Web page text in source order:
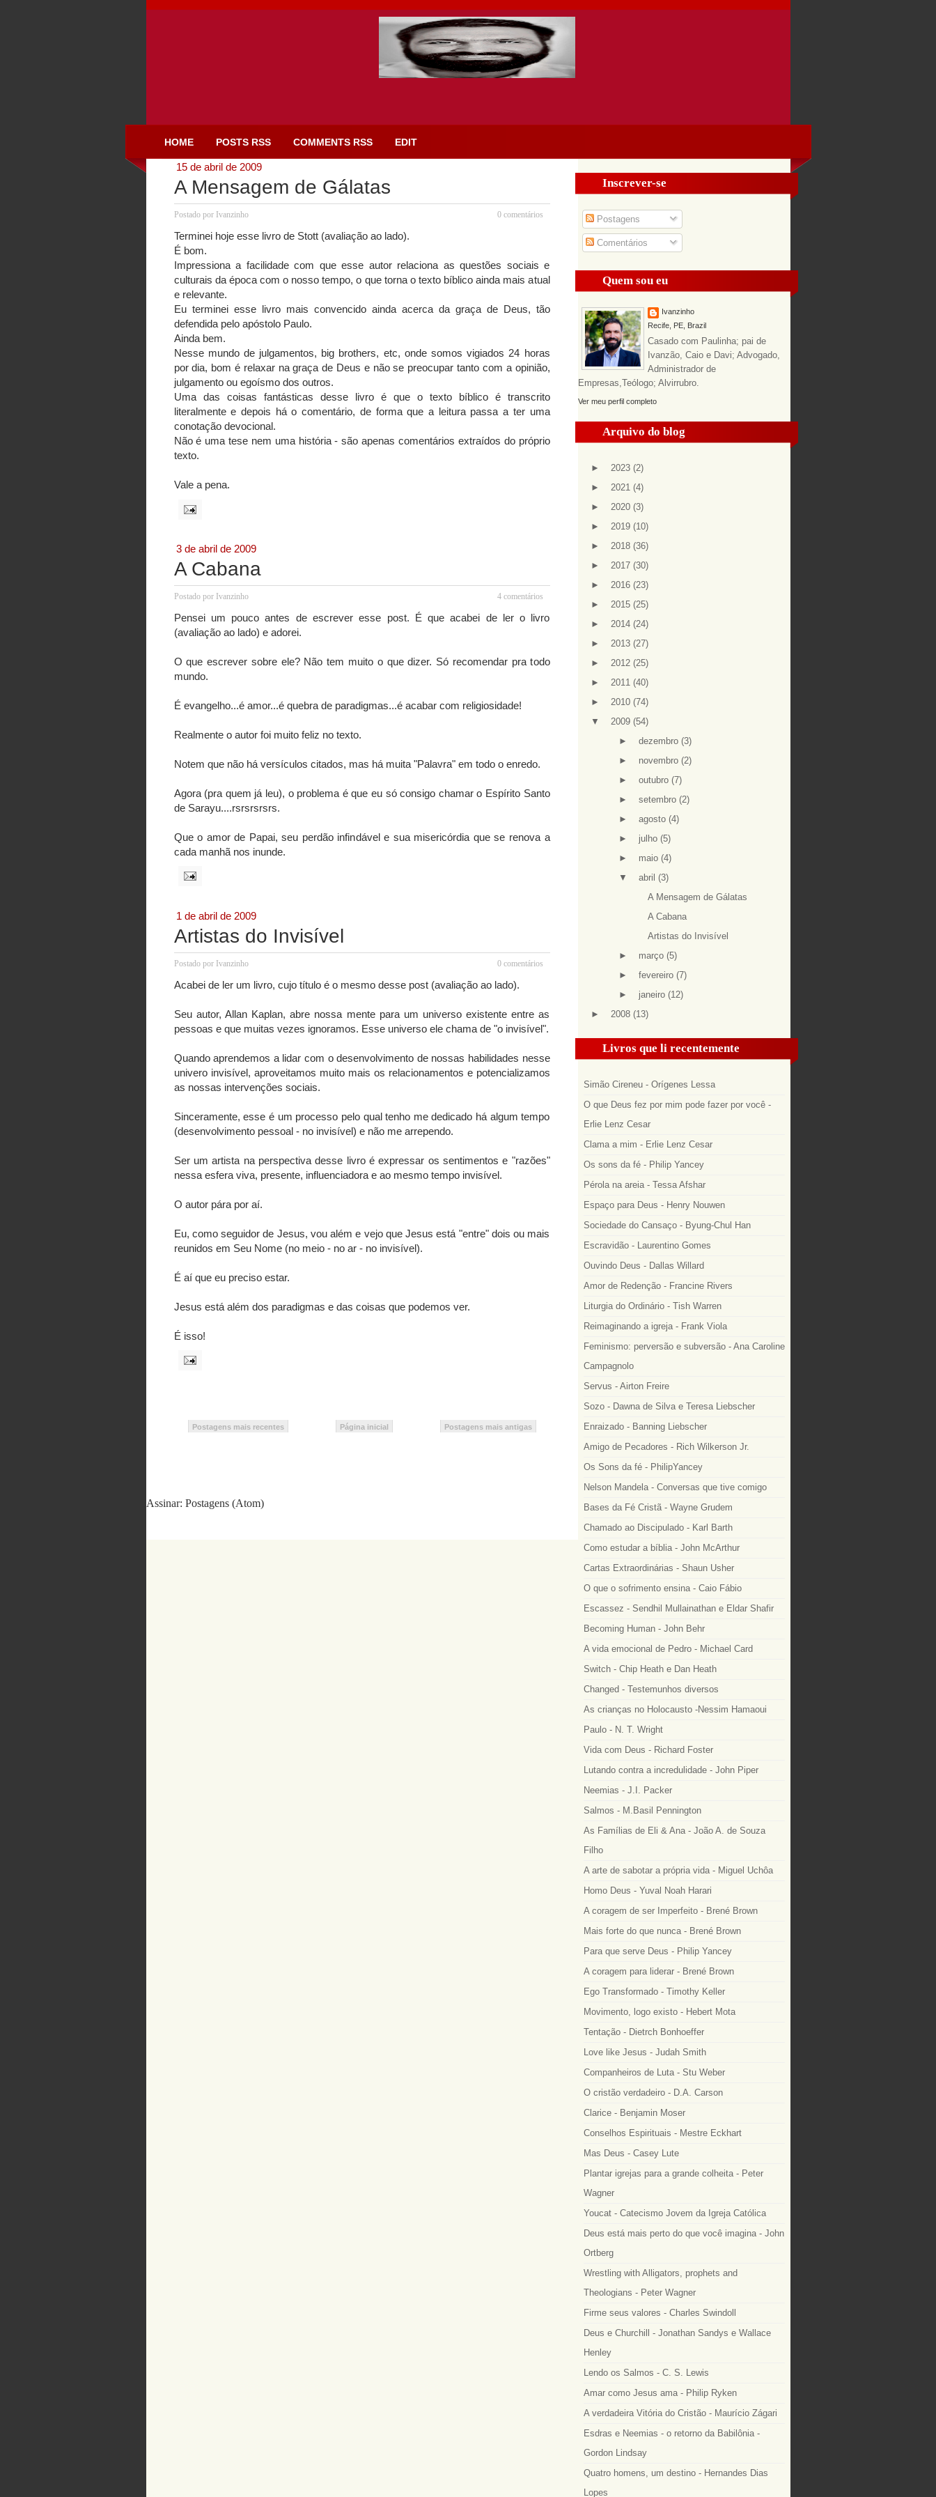
HOME POSTS RSS COMMENTS RSS EDIT
15 de abril de 2009
A Mensagem de Gálatas
Postado por Ivanzinho 0 comentários
Terminei hoje esse livro de Stott (avaliação ao lado).
É bom.
Impressiona a facilidade com que esse autor relaciona as questões sociais e
culturais da época com o nosso tempo, o que torna o texto bíblico ainda mais atual
e relevante.
Eu terminei esse livro mais convencido ainda acerca da graça de Deus, tão
defendida pelo apóstolo Paulo.
Ainda bem.
Nesse mundo de julgamentos, big brothers, etc, onde somos vigiados 24 horas
por dia, bom é relaxar na graça de Deus e não se preocupar tanto com a opinião,
julgamento ou egoísmo dos outros.
Uma das coisas fantásticas desse livro é que o texto bíblico é transcrito
literalmente e depois há o comentário, de forma que a leitura passa a ter uma
conotação devocional.
Não é uma tese nem uma história - são apenas comentários extraídos do próprio
texto.
Vale a pena.
3 de abril de 2009
A Cabana
Postado por Ivanzinho 4 comentários
Pensei um pouco antes de escrever esse post. É que acabei de ler o livro
(avaliação ao lado) e adorei.
O que escrever sobre ele? Não tem muito o que dizer. Só recomendar pra todo
mundo.
É evangelho...é amor...é quebra de paradigmas...é acabar com religiosidade!
Realmente o autor foi muito feliz no texto.
Notem que não há versículos citados, mas há muita "Palavra" em todo o enredo.
Agora (pra quem já leu), o problema é que eu só consigo chamar o Espírito Santo
de Sarayu....rsrsrsrsrs.
Que o amor de Papai, seu perdão infindável e sua misericórdia que se renova a
cada manhã nos inunde.
1 de abril de 2009
Artistas do Invisível
Postado por Ivanzinho 0 comentários
Acabei de ler um livro, cujo título é o mesmo desse post (avaliação ao lado).
Seu autor, Allan Kaplan, abre nossa mente para um universo existente entre as
pessoas e que muitas vezes ignoramos. Esse universo ele chama de "o invisível".
Quando aprendemos a lidar com o desenvolvimento de nossas habilidades nesse
univero invisível, aproveitamos muito mais os relacionamentos e potencializamos
as nossas intervenções sociais.
Sinceramente, esse é um processo pelo qual tenho me dedicado há algum tempo
(desenvolvimento pessoal - no invisível) e não me arrependo.
Ser um artista na perspectiva desse livro é expressar os sentimentos e "razões"
nessa esfera viva, presente, influenciadora e ao mesmo tempo invisível.
O autor pára por aí.
Eu, como seguidor de Jesus, vou além e vejo que Jesus está "entre" dois ou mais
reunidos em Seu Nome (no meio - no ar - no invisível).
É aí que eu preciso estar.
Jesus está além dos paradigmas e das coisas que podemos ver.
É isso!
Postagens mais recentes Postagens mais antigas
Página inicial
Assinar: Postagens (Atom)
Inscrever-se
Postagens
Comentários
Quem sou eu
Ivanzinho
Recife, PE, Brazil
Casado com Paulinha; pai de
Ivanzão, Caio e Davi; Advogado,
Administrador de
Empresas,Teólogo; Alvirrubro.
Ver meu perfil completo
Arquivo do blog
► 2023 (2)
►
2021 (4)
►
2020 (3)
►
2019 (10)
►
2018 (36)
►
2017 (30)
►
2016 (23)
►
2015 (25)
►
2014 (24)
►
2013 (27)
►
2012 (25)
►
2011 (40)
►
2010 (74)
▼
2009 (54)
►
dezembro(3)
►
novembro(2)
►
outubro(7)
►
setembro(2)
►
agosto(4)
►
julho(5)
►
maio(4)
▼
abril(3)
A Mensagem de Gálatas
A Cabana
Artistas do Invisível
►
março(5)
►
fevereiro(7)
►
janeiro(12)
►
2008 (13)
Livros que li recentemente
Simão Cireneu - Orígenes Lessa
O que Deus fez por mim pode fazer por você -
Erlie Lenz Cesar
Clama a mim - Erlie Lenz Cesar
Os sons da fé - Philip Yancey
Pérola na areia - Tessa Afshar
Espaço para Deus - Henry Nouwen
Sociedade do Cansaço - Byung-Chul Han
Escravidão - Laurentino Gomes
Ouvindo Deus - Dallas Willard
Amor de Redenção - Francine Rivers
Liturgia do Ordinário - Tish Warren
Reimaginando a igreja - Frank Viola
Feminismo: perversão e subversão - Ana Caroline
Campagnolo
Servus - Airton Freire
Sozo - Dawna de Silva e Teresa Liebscher
Enraizado - Banning Liebscher
Amigo de Pecadores - Rich Wilkerson Jr.
Os Sons da fé - PhilipYancey
Nelson Mandela - Conversas que tive comigo
Bases da Fé Cristã - Wayne Grudem
Chamado ao Discipulado - Karl Barth
Como estudar a bíblia - John McArthur
Cartas Extraordinárias - Shaun Usher
O que o sofrimento ensina - Caio Fábio
Escassez - Sendhil Mullainathan e Eldar Shafir
Becoming Human - John Behr
A vida emocional de Pedro - Michael Card
Switch - Chip Heath e Dan Heath
Changed - Testemunhos diversos
As crianças no Holocausto -Nessim Hamaoui
Paulo - N. T. Wright
Vida com Deus - Richard Foster
Lutando contra a incredulidade - John Piper
Neemias - J.I. Packer
Salmos - M.Basil Pennington
As Famílias de Eli & Ana - João A. de Souza
Filho
A arte de sabotar a própria vida - Miguel Uchôa
Homo Deus - Yuval Noah Harari
A coragem de ser Imperfeito - Brené Brown
Mais forte do que nunca - Brené Brown
Para que serve Deus - Philip Yancey
A coragem para liderar - Brené Brown
Ego Transformado - Timothy Keller
Movimento, logo existo - Hebert Mota
Tentação - Dietrch Bonhoeffer
Love like Jesus - Judah Smith
Companheiros de Luta - Stu Weber
O cristão verdadeiro - D.A. Carson
Clarice - Benjamin Moser
Conselhos Espirituais - Mestre Eckhart
Mas Deus - Casey Lute
Plantar igrejas para a grande colheita - Peter
Wagner
Youcat - Catecismo Jovem da Igreja Católica
Deus está mais perto do que você imagina - John
Ortberg
Wrestling with Alligators, prophets and
Theologians - Peter Wagner
Firme seus valores - Charles Swindoll
Deus e Churchill - Jonathan Sandys e Wallace
Henley
Lendo os Salmos - C. S. Lewis
Amar como Jesus ama - Philip Ryken
A verdadeira Vitória do Cristão - Maurício Zágari
Esdras e Neemias - o retorno da Babilônia -
Gordon Lindsay
Quatro homens, um destino - Hernandes Dias
Lopes